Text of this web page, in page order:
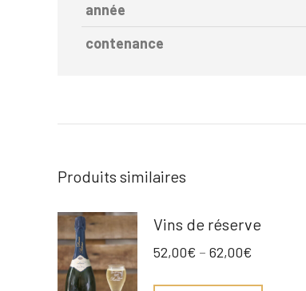
année
contenance
Produits similaires
Vins de réserve
52,00€ – 62,00€